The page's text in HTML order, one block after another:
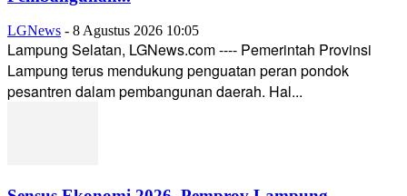
LGNews - 8 Agustus 2026 10:05
Lampung Selatan, LGNews.com ---- Pemerintah Provinsi
Lampung terus mendukung penguatan peran pondok
pesantren dalam pembangunan daerah. Hal...